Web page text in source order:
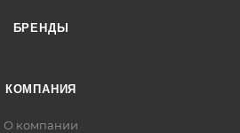
БРЕНДЫ
КОМПАНИЯ
О компании